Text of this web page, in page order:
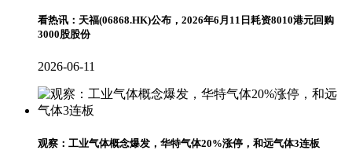
看热讯：天福(06868.HK)公布，2026年6月11日耗资8010港元回购
3000股股份
2026-06-11
观察：工业气体概念爆发，华特气体20%涨停，和远气体3连板